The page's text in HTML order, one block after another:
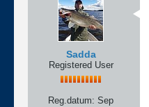
Sadda
Registered User
Reg.datum: Sep